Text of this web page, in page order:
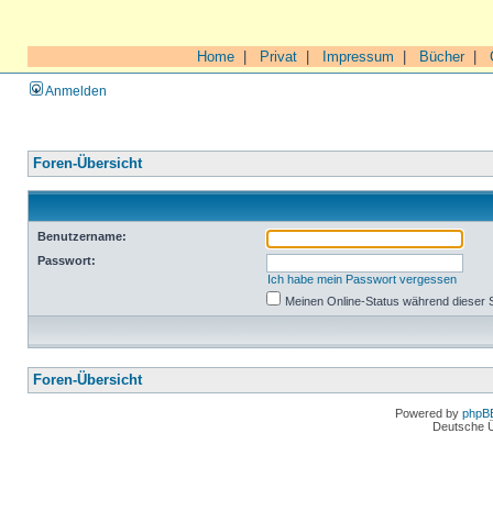
Home Privat Impressum Bücher|
Anmelden
Foren-Übersicht
Benutzername:
Passwort:
Ich habe mein Passwort vergessen
Meinen Online-Status während dieser
Foren-Übersicht
Powered by
Deutsche